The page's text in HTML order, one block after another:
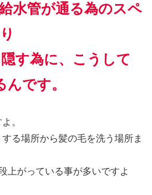
水管が通る為のスペ
す為に、こうして
です。
。
る場所から髪の毛を洗う場所ま
上がっている事が多いですよ